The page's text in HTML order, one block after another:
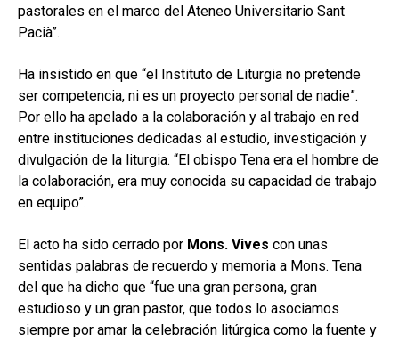
pastorales en el marco del Ateneo Universitario Sant
Pacià”.
Ha insistido en que “el Instituto de Liturgia no pretende
ser competencia, ni es un proyecto personal de nadie”.
Por ello ha apelado a la colaboración y al trabajo en red
entre instituciones dedicadas al estudio, investigación y
divulgación de la liturgia. “El obispo Tena era el hombre de
la colaboración, era muy conocida su capacidad de trabajo
en equipo”.
El acto ha sido cerrado por Mons. Vives con unas
sentidas palabras de recuerdo y memoria a Mons. Tena
del que ha dicho que “fue una gran persona, gran
estudioso y un gran pastor, que todos lo asociamos
siempre por amar la celebración litúrgica como la fuente y